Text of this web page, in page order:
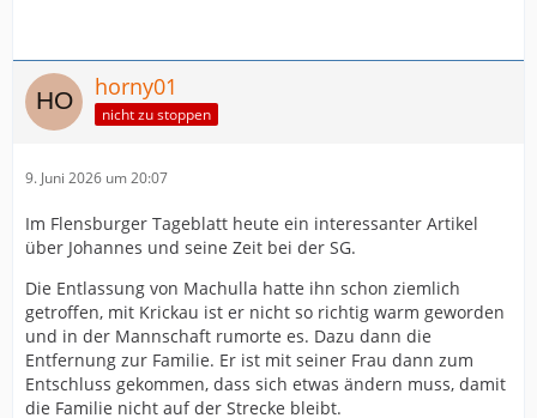
horny01
nicht zu stoppen
9. Juni 2026 um 20:07
Im Flensburger Tageblatt heute ein interessanter Artikel
über Johannes und seine Zeit bei der SG.
Die Entlassung von Machulla hatte ihn schon ziemlich
getroffen, mit Krickau ist er nicht so richtig warm geworden
und in der Mannschaft rumorte es. Dazu dann die
Entfernung zur Familie. Er ist mit seiner Frau dann zum
Entschluss gekommen, dass sich etwas ändern muss, damit
die Familie nicht auf der Strecke bleibt.